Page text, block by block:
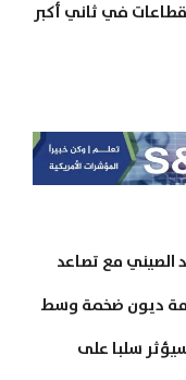
قطاعات في ثاني أكبر
الصيني مع تصاعد
أزمة ديون ضخمة وسط
سلبا على